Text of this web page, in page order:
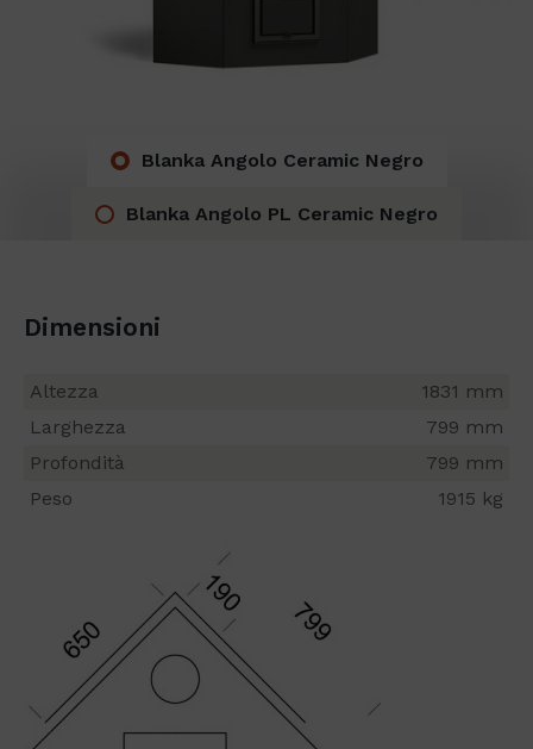
Blanka Angolo Ceramic Negro
Dimensioni
Altezza
1831 mm
Larghezza
799 mm
Profondità
799 mm
Peso
1915 kg
Blanka Angolo PL Ceramic Negro